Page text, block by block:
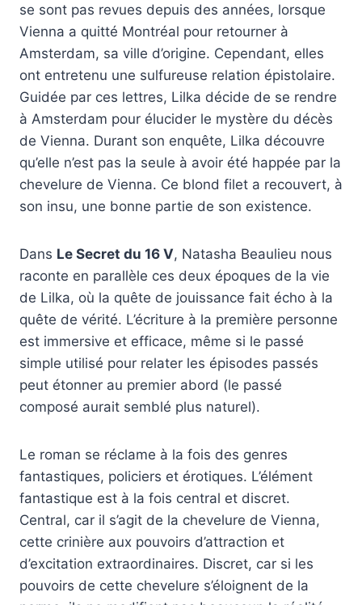
se sont pas revues depuis des années, lorsque
Vienna a quitté Montréal pour retourner à
Amsterdam, sa ville d’origine. Cependant, elles
ont entretenu une sulfureuse relation épistolaire.
Guidée par ces lettres, Lilka décide de se rendre
à Amsterdam pour élucider le mystère du décès
de Vienna. Durant son enquête, Lilka découvre
qu’elle n’est pas la seule à avoir été happée par la
chevelure de Vienna. Ce blond filet a recouvert, à
son insu, une bonne partie de son existence.
Dans Le Secret du 16 V, Natasha Beaulieu nous
raconte en parallèle ces deux époques de la vie
de Lilka, où la quête de jouissance fait écho à la
quête de vérité. L’écriture à la première personne
est immersive et efficace, même si le passé
simple utilisé pour relater les épisodes passés
peut étonner au premier abord (le passé
composé aurait semblé plus naturel).
Le roman se réclame à la fois des genres
fantastiques, policiers et érotiques. L’élément
fantastique est à la fois central et discret.
Central, car il s’agit de la chevelure de Vienna,
cette crinière aux pouvoirs d’attraction et
d’excitation extraordinaires. Discret, car si les
pouvoirs de cette chevelure s’éloignent de la